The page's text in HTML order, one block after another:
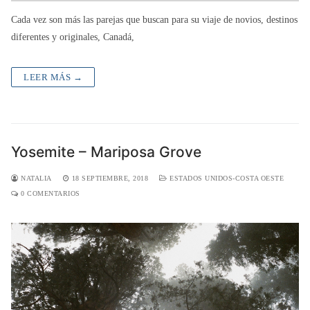
Cada vez son más las parejas que buscan para su viaje de novios, destinos
diferentes y originales, Canadá,
LEER MÁS →
Yosemite – Mariposa Grove
NATALIA 18 SEPTIEMBRE, 2018
ESTADOS UNIDOS-COSTA OESTE
0 COMENTARIOS